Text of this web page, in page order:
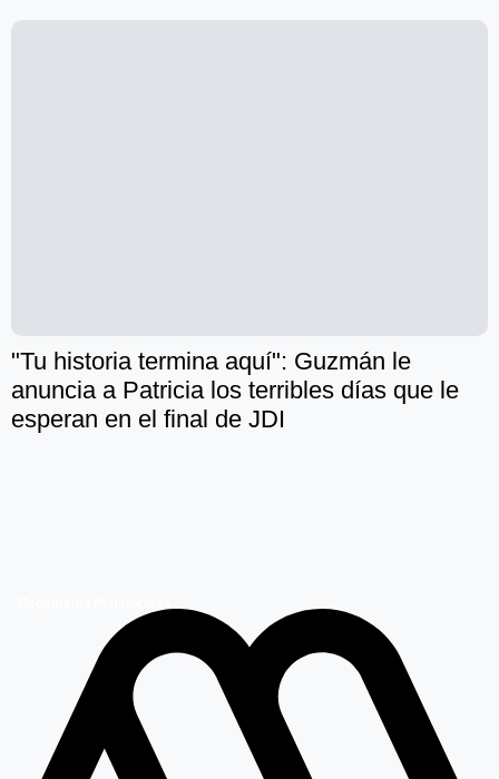
"Tu historia termina aquí": Guzmán le
anuncia a Patricia los terribles días que le
esperan en el final de JDI